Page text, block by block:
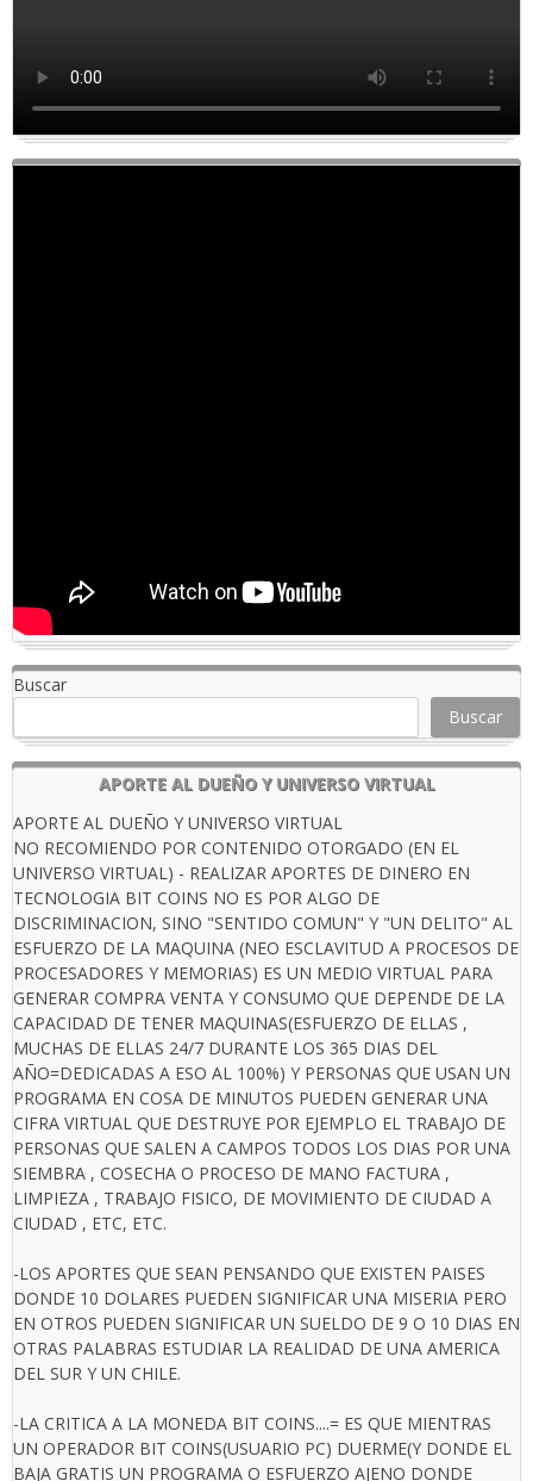
Buscar
Buscar
APORTE AL DUEÑO Y UNIVERSO VIRTUAL
APORTE AL DUEÑO Y UNIVERSO VIRTUAL
NO RECOMIENDO POR CONTENIDO OTORGADO (EN EL
UNIVERSO VIRTUAL) - REALIZAR APORTES DE DINERO EN
TECNOLOGIA BIT COINS NO ES POR ALGO DE
DISCRIMINACION, SINO "SENTIDO COMUN" Y "UN DELITO" AL
ESFUERZO DE LA MAQUINA (NEO ESCLAVITUD A PROCESOS DE
PROCESADORES Y MEMORIAS) ES UN MEDIO VIRTUAL PARA
GENERAR COMPRA VENTA Y CONSUMO QUE DEPENDE DE LA
CAPACIDAD DE TENER MAQUINAS(ESFUERZO DE ELLAS ,
MUCHAS DE ELLAS 24/7 DURANTE LOS 365 DIAS DEL
AÑO=DEDICADAS A ESO AL 100%) Y PERSONAS QUE USAN UN
PROGRAMA EN COSA DE MINUTOS PUEDEN GENERAR UNA
CIFRA VIRTUAL QUE DESTRUYE POR EJEMPLO EL TRABAJO DE
PERSONAS QUE SALEN A CAMPOS TODOS LOS DIAS POR UNA
SIEMBRA , COSECHA O PROCESO DE MANO FACTURA ,
LIMPIEZA , TRABAJO FISICO, DE MOVIMIENTO DE CIUDAD A
CIUDAD , ETC, ETC.
-LOS APORTES QUE SEAN PENSANDO QUE EXISTEN PAISES
DONDE 10 DOLARES PUEDEN SIGNIFICAR UNA MISERIA PERO
EN OTROS PUEDEN SIGNIFICAR UN SUELDO DE 9 O 10 DIAS EN
OTRAS PALABRAS ESTUDIAR LA REALIDAD DE UNA AMERICA
DEL SUR Y UN CHILE.
-LA CRITICA A LA MONEDA BIT COINS....= ES QUE MIENTRAS
UN OPERADOR BIT COINS(USUARIO PC) DUERME(Y DONDE EL
BAJA GRATIS UN PROGRAMA O ESFUERZO AJENO DONDE